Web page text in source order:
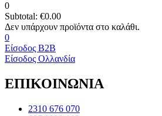
0
Subtotal: €0.00
0
Είσοδος B2B
Είσοδος Ολλανδία
ΕΠΙΚΟΙΝΩΝΙΑ
2310 676 070